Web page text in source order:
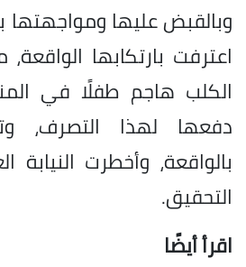
وبالقبض عليها ومواجهتها
اعترفت بارتكابها
الكلب هاجم طفلًا في
دفعها لهذا التصرف،
بالواقعة، وأخطرت النيابة
التحقيق.
اقرأ أيضًا